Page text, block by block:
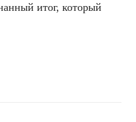
итог, который